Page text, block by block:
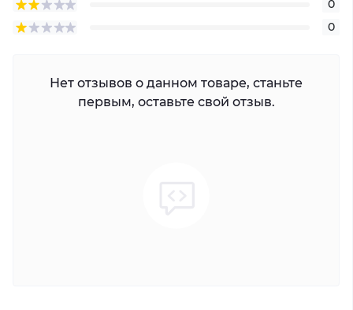
0
0
Нет отзывов о данном товаре, станьте
первым, оставьте свой отзыв.